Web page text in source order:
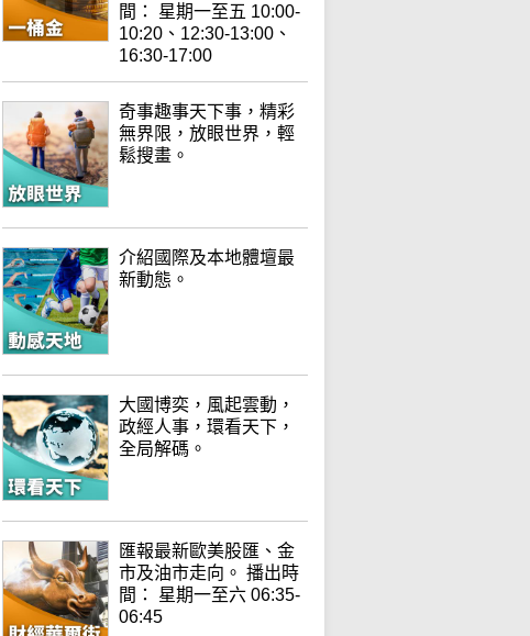
間： 星期一至五 10:00-
10:20、12:30-13:00、
16:30-17:00
奇事趣事天下事，精彩
無界限，放眼世界，輕
鬆搜畫。
介紹國際及本地體壇最
新動態。
大國博奕，風起雲動，
政經人事，環看天下，
全局解碼。
匯報最新歐美股匯、金
市及油市走向。 播出時
間： 星期一至六 06:35-
06:45